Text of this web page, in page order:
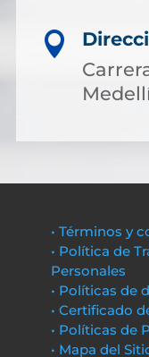

• Términos y
• Política de
Personales
• Políticas de
• Certificado
• Políticas de
• Mapa del